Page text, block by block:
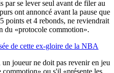
par se lever seul avant de filer au
ont annoncé avant la pause que
points et 4 rebonds, ne reviendrait
du «protocole commotion».
de cette ex-gloire de la NBA
joueur ne doit pas revenir en jeu